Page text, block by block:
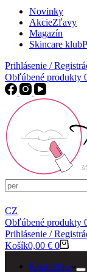
Novinky
AkcieZľavy
Magazín
Skincare klub
Prihlásenie /
Obľúbené produkty
CZ
Obľúbené produkty
Prihlásenie /
Košík0,00 € 0
Kozmetika